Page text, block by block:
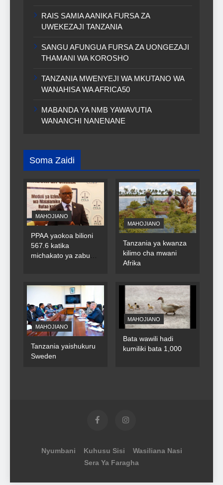
RAIS SAMIA AANIKA FURSA ZA
UWEKEZAJI TANZANIA
SANGU AFUNGUA FURSA ZA UONGEZAJI
THAMANI WA KOROSHO
TANZANIA MWENYEJI WA MKUTANO WA
WANAHISA WA AFRICA50
MABANDA YA NMB YAWAVUTIA
WANANCHI NANENANE
Soma Zaidi
MAHOJIANO
PPAA yaokoa bilioni
567.6 katika
michakato ya zabuni
MAHOJIANO
Tanzania ya kwanza
kilimo cha mwani
Afrika
MAHOJIANO
Tanzania yaishukuru
Sweden
MAHOJIANO
Bata wawili hadi
kumiliki bata 1,000
Nyumbani Kuhusu Sisi
Wasiliana Nasi
Sera Ya Faragha